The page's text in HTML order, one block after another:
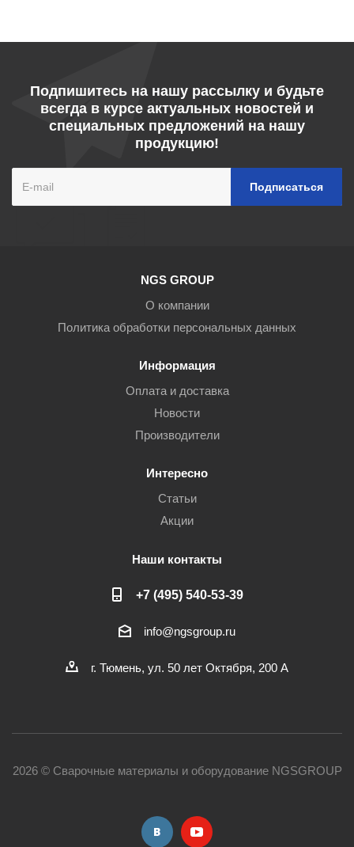
Подпишитесь на нашу рассылку и будьте
всегда в курсе актуальных новостей и
специальных предложений на нашу
продукцию!
NGS GROUP
О компании
Политика обработки персональных данных
Информация
Оплата и доставка
Новости
Производители
Интересно
Статьи
Акции
Наши контакты
+7 (495) 540-53-39
info@ngsgroup.ru
г. Тюмень, ул. 50 лет Октября, 200 А
2026 © Сварочные материалы и оборудование NGSGROUP